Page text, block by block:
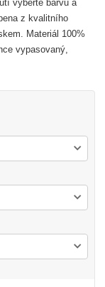
vyberte barvu a
z kvalitního
Materiál 100%
vypasovaný,